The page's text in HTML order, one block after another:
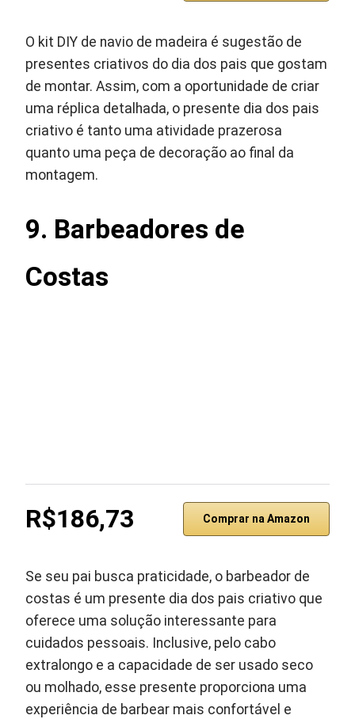
O kit DIY de navio de madeira é sugestão de
presentes criativos do dia dos pais que gostam
de montar. Assim, com a oportunidade de criar
uma réplica detalhada, o presente dia dos pais
criativo é tanto uma atividade prazerosa
quanto uma peça de decoração ao final da
montagem.
9. Barbeadores de
Costas
R$186,73 Comprar na Amazon
Se seu pai busca praticidade, o barbeador de
costas é um presente dia dos pais criativo que
oferece uma solução interessante para
cuidados pessoais. Inclusive, pelo cabo
extralongo e a capacidade de ser usado seco
ou molhado, esse presente proporciona uma
experiência de barbear mais confortável e